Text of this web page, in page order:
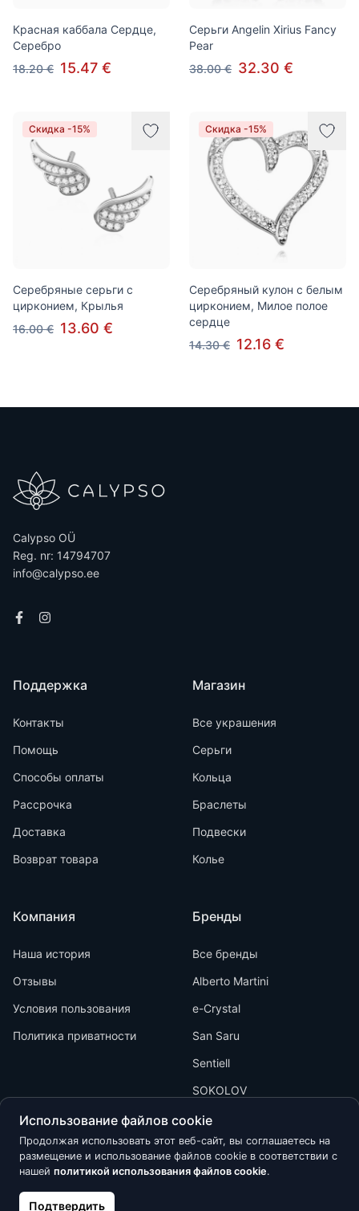
Красная каббала Сердце,
Серебро
18.20 € 15.47 €
Серьги Angelin Xirius Fancy
Pear
38.00 € 32.30 €
Скидка -15%
Серебряные серьги с
цирконием, Крылья
16.00 € 13.60 €
Скидка -15%
Серебряный кулон с белым
цирконием, Милое полое
сердце
14.30 € 12.16 €
Calypso OÜ
Reg. nr: 14794707
info@calypso.ee
Поддержка
Контакты
Помощь
Способы оплаты
Рассрочка
Доставка
Возврат товара
Компания
Наша история
Отзывы
Условия пользования
Политика приватности
Магазин
Все украшения
Серьги
Кольца
Браслеты
Подвески
Колье
Бренды
Все бренды
Alberto Martini
e-Crystal
San Saru
Sentiell
SOKOLOV
Kõik õigused kaitstud © 2026 Calypso
Использование файлов cookie
Продолжая использовать этот веб-сайт, вы соглашаетесь на
размещение и использование файлов cookie в соответствии с
нашей политикой использования файлов cookie.
Подтвердить